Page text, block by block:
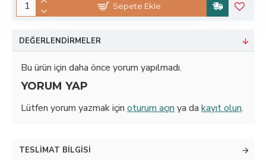
Sepete Ekle
DEĞERLENDIRMELER
Bu ürün için daha önce yorum yapılmadı.
YORUM YAP
Lütfen yorum yazmak için oturum açın ya da kayıt olun.
TESLIMAT BILGISI